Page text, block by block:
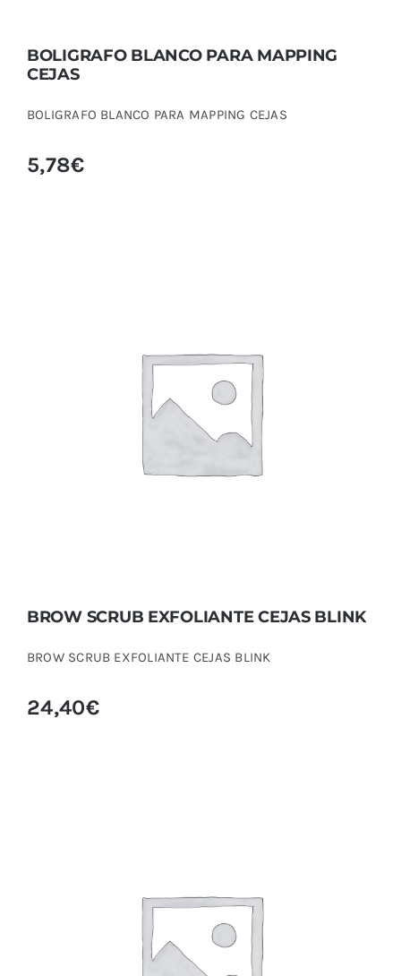
BOLIGRAFO BLANCO PARA MAPPING
CEJAS
BOLIGRAFO BLANCO PARA MAPPING CEJAS
5,78€
BROW SCRUB EXFOLIANTE CEJAS BLINK
BROW SCRUB EXFOLIANTE CEJAS BLINK
BROW SCRUB EXFOLIANTE CEJAS BLINK
24,40€
BROW SHAMPOO CHAMPU CEJAS BLINK